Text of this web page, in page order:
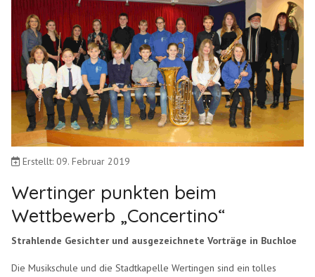
Erstellt: 09. Februar 2019
Wertinger punkten beim
Wettbewerb „Concertino“
Strahlende Gesichter und ausgezeichnete Vorträge in Buchloe
Die Musikschule und die Stadtkapelle Wertingen sind ein tolles